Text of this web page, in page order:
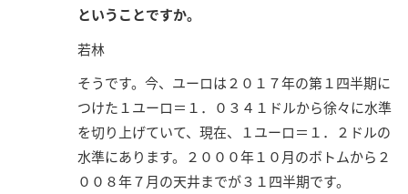
ということですか。
若林
そうです。今、ユーロは２０１７年の第１四半期に
つけた１ユーロ＝１．０３４１ドルから徐々に水準
を切り上げていて、現在、１ユーロ＝１．２ドルの
水準にあります。２０００年１０月のボトムから２
００８年７月の天井までが３１四半期です。